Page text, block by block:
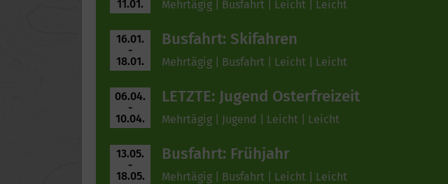
11.01.
Mehrtägig | Busfahrt | Leicht | Leicht
16.01.
-
18.01.
Busfahrt: Skifahren
Mehrtägig | Busfahrt | Leicht | Leicht
06.04.
-
10.04.
LETZTE: Jugend Osterfreizeit
Mehrtägig | Jugend | Leicht | Leicht
13.05.
-
18.05.
Busfahrt: Frühjahr
Mehrtägig | Busfahrt | Leicht | Leicht